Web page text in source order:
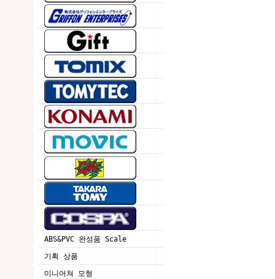
ABS&PVC 완성품 Scale
기획 상품
미니어쳐 모형